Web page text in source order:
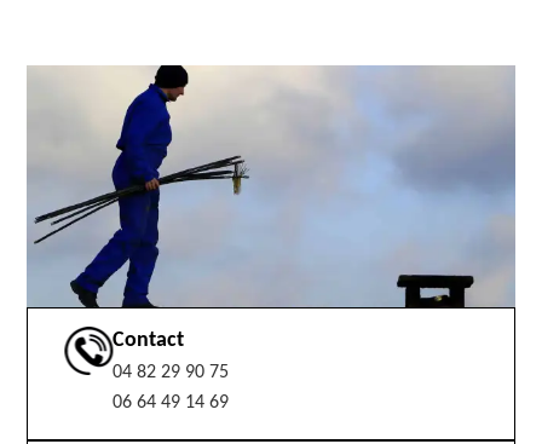
Contact
04 82 29 90 75
06 64 49 14 69